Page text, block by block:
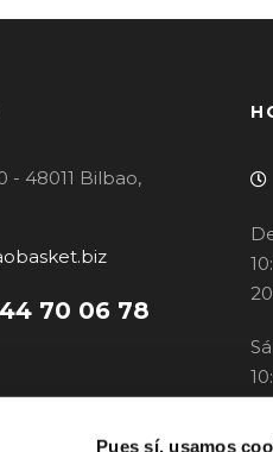
Pues sí, usamos
- 48011 Bilbao,
70 06 78